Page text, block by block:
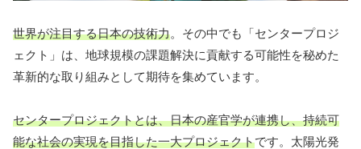
世界が注目する日本の技術力。その中でも「センタープロジ
ェクト」は、地球規模の課題解決に貢献する可能性を秘めた
革新的な取り組みとして期待を集めています。
センタープロジェクトとは、日本の産官学が連携し、持続可
能な社会の実現を目指した一大プロジェクトです。太陽光発